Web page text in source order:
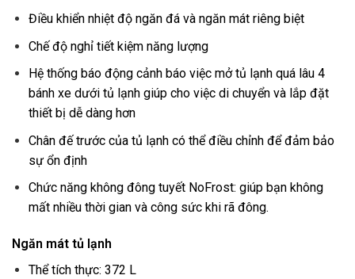
Điều khiển nhiệt độ ngăn đá và ngăn mát riêng biệt
Chế độ nghỉ tiết kiệm năng lượng
Hệ thống báo động cảnh báo việc mở tủ lạnh quá lâu 4
bánh xe dưới tủ lạnh giúp cho việc di chuyển và lắp đặt
thiết bị dễ dàng hơn
Chân đế trước của tủ lạnh có thể điều chỉnh để đảm bảo
sự ổn định
Chức năng không đông tuyết NoFrost: giúp bạn không
mất nhiều thời gian và công sức khi rã đông.
Ngăn mát tủ lạnh
Thể tích thực: 372 L